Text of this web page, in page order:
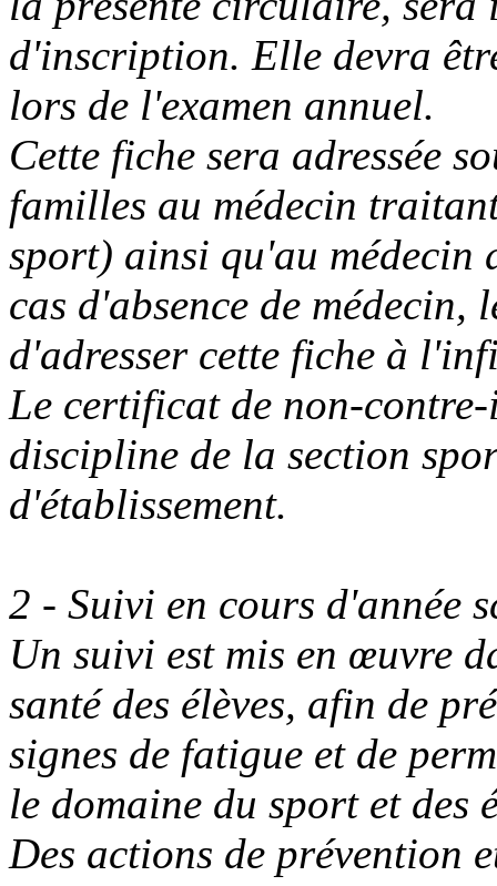
d'inscription. Elle devra
lors de l'examen annuel.
Cette fiche sera adressée
familles au médecin
sport) ainsi qu'au médecin
cas d'absence de
d'adresser cette fiche à
Le certificat de non-
discipline de la section
d'établissement.
2 - Suivi en cours d'année
Un suivi est mis en œuvre
santé des élèves, afin de
signes de fatigue et de
le domaine du sport et des
Des actions de prévention